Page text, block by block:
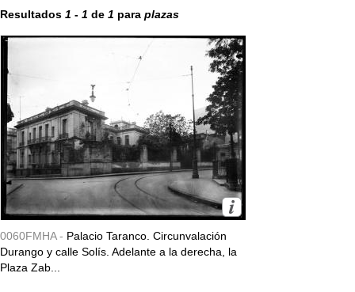
Resultados 1 - 1 de 1 para plazas
0060FMHA - Palacio Taranco. Circunvalación
Durango y calle Solís. Adelante a la derecha, la
Plaza Zab...